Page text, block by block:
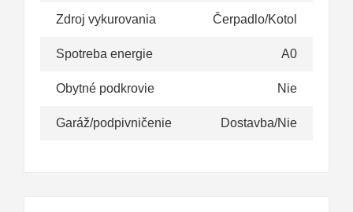
Zdroj vykurovania Čerpadlo/Kotol
Spotreba energie A0
Obytné podkrovie Nie
Garáž/podpivničenie Dostavba/Nie